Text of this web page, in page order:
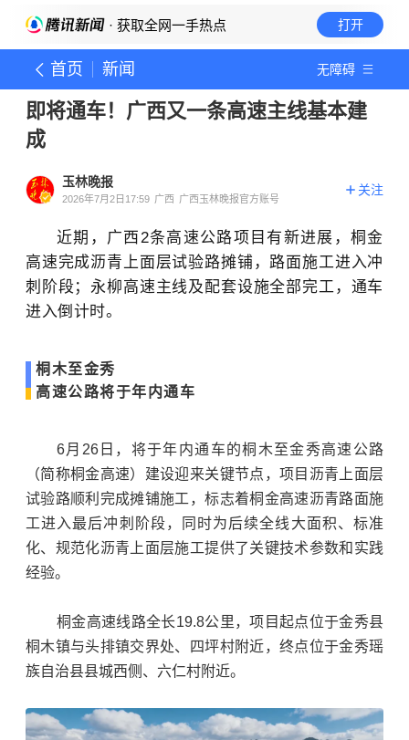
· 获取全网一手热点 打开
首页 新闻 无障碍
即将通车！广西又一条高速主线基本建
成
玉林晚报
2026年7月2日17:59 广西 广西玉林晚报官方账号
关注
近期， 广西2条高速公路项目有新进展，桐金
高速完成沥青上面层试验路摊铺，路面施工进入冲
刺阶段； 永柳高速主线及配套设施全部完工，通车
进入倒计时。
桐木至金秀
高速公路将于年内通车
6月26日，将于年内通车的桐木至金秀高速公路
（简称桐金高速）建设迎来关键节点，项目沥青上面层
试验路顺利完成摊铺施工，标志着桐金高速沥青路面施
工进入最后冲刺阶段，同时为后续全线大面积、标准
化、规范化沥青上面层施工提供了关键技术参数和实践
经验。
桐金高速线路全长19.8公里，项目起点位于金秀县
桐木镇与头排镇交界处、四坪村附近，终点位于金秀瑶
族自治县县城西侧、六仁村附近。